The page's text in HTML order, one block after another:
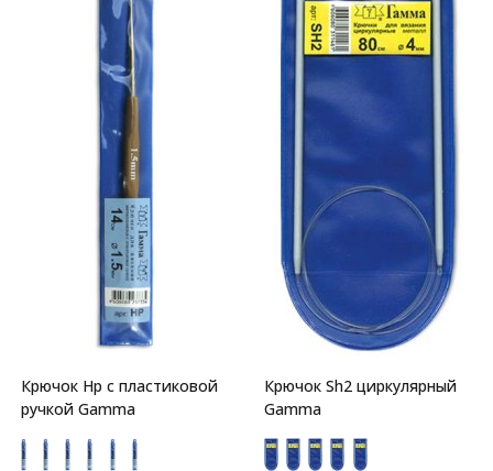
Крючок Hp с пластиковой
ручкой Gamma
Крючок Sh2 циркулярный
Gamma